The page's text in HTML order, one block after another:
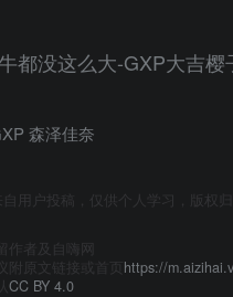
都没这么大-GXP大吉樱
森泽佳奈
自用户投稿，仅供个人学习，版权归
作者及
自嗨网
附原文链接或首页 https://
CC BY 4.0